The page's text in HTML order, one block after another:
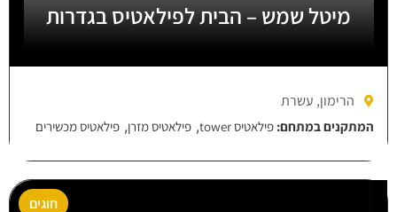
מיטל שמש – הבית לפילאטיס בגדרות
הרימון, עשרת
המתקנים במתחם: פילאטיס tower , פילאטיס מזרן, פילאטיס מכשירים
חוגים